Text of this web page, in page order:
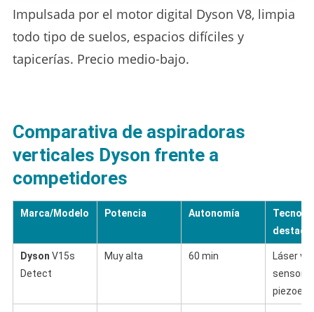
Impulsada por el motor digital Dyson V8, limpia
todo tipo de suelos, espacios difíciles y
tapicerías. Precio medio-bajo.
Comparativa de aspiradoras
verticales Dyson frente a
competidores
Marca/Modelo Potencia Autonomía
Dyson V15s
Detect
Muy alta 60 min
Láser
sensor